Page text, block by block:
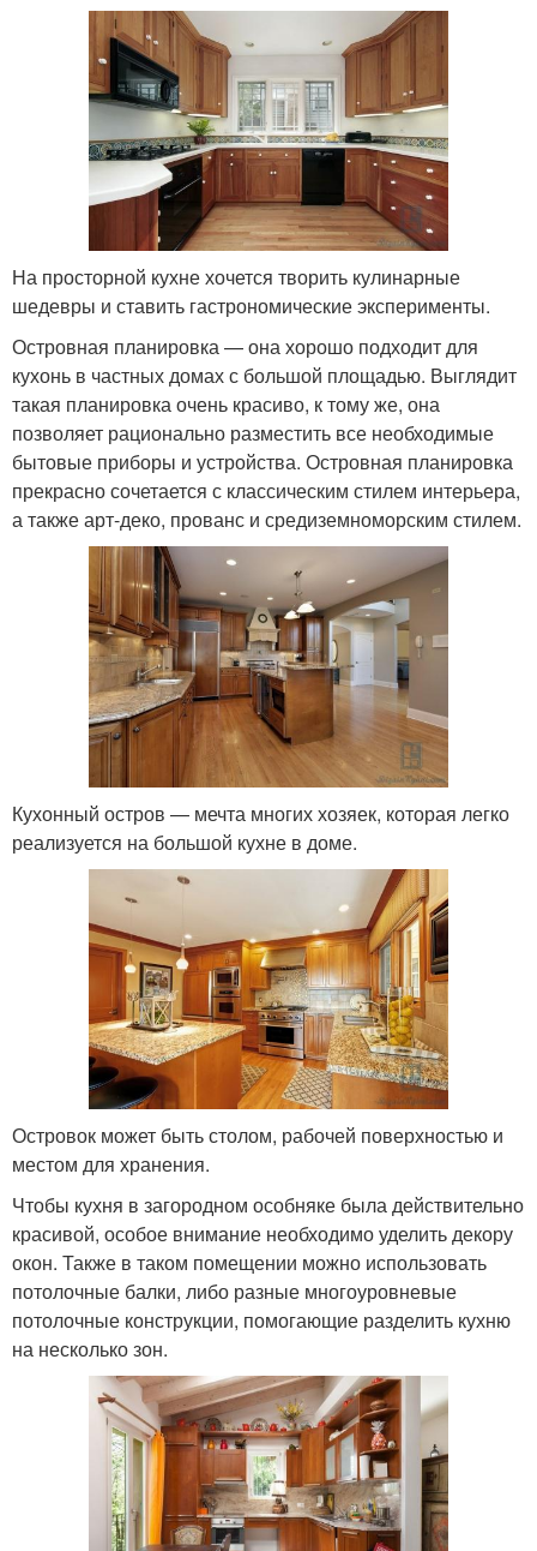
На просторной кухне хочется творить кулинарные
шедевры и ставить гастрономические эксперименты.
Островная планировка — она хорошо подходит для
кухонь в частных домах с большой площадью. Выглядит
такая планировка очень красиво, к тому же, она
позволяет рационально разместить все необходимые
бытовые приборы и устройства. Островная планировка
прекрасно сочетается с классическим стилем интерьера,
а также арт-деко, прованс и средиземноморским стилем.
Кухонный остров — мечта многих хозяек, которая легко
реализуется на большой кухне в доме.
Островок может быть столом, рабочей поверхностью и
местом для хранения.
Чтобы кухня в загородном особняке была действительно
красивой, особое внимание необходимо уделить декору
окон. Также в таком помещении можно использовать
потолочные балки, либо разные многоуровневые
потолочные конструкции, помогающие разделить кухню
на несколько зон.